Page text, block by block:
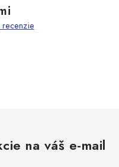
na váš e-mail